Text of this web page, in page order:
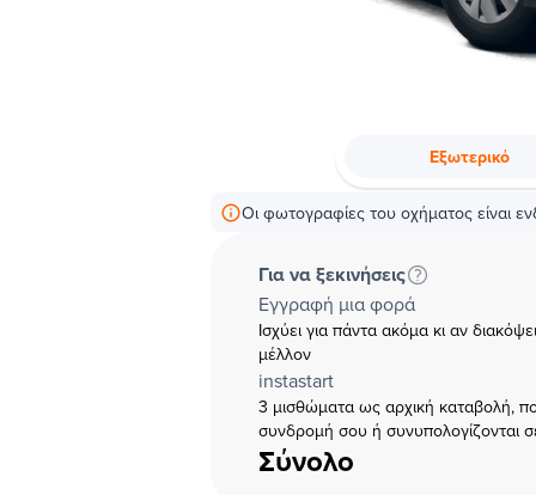
Εξωτερικό
Οι φωτογραφίες του οχήματος είναι
Για να ξεκινήσεις
Εγγραφή μια φορά
Ισχύει για πάντα ακόμα κι αν
μέλλον
instastart
3 μισθώματα ως αρχική καταβολή,
συνδρομή σου ή συνυπολογίζονται
Σύνολο